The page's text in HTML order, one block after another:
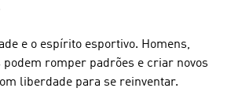
e o espírito esportivo. Homens,
romper padrões e criar novos
liberdade para se reinventar.